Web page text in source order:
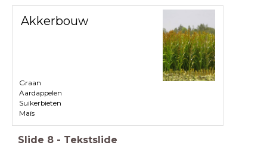
Akkerbouw
Graan
Aardappelen
Suikerbieten
Maïs
Slide 8 - Tekstslide